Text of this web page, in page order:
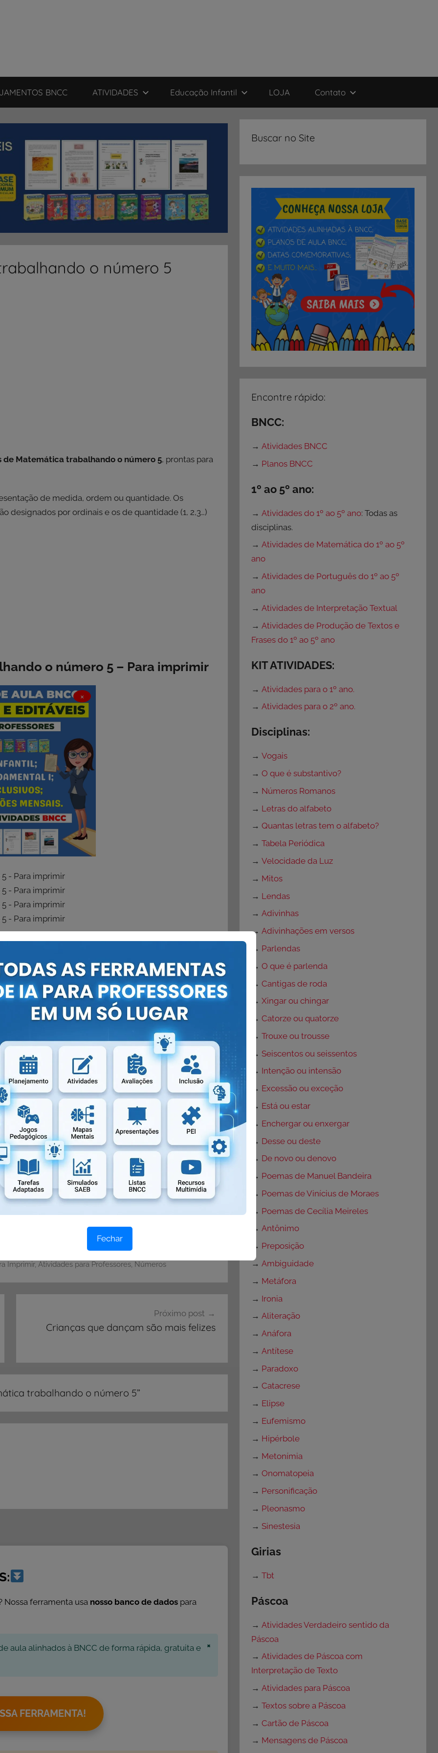
BNCC ATIVIDADES Educação Infantil LOJA Contato
o número 5
de Matemática trabalhando o número 5, prontas para
de medida, ordem ou quantidade. Os
designados por ordinais e os de quantidade (1, 2,3…)
o número 5 – Para imprimir
×
o número 5 em PDF
disponibilizar o“Atividades de Matemática
seus amigos nas redes sociais e também deixe um
para outras postagens.
Imprimir, Atividades para Professores, Números
Próximo post
Crianças que dançam são mais felizes
trabalhando o número 5”
Nossa ferramenta usa nosso banco de dados para
aula alinhados à BNCC de forma rápida, gratuita e
×
FERRAMENTA!
Buscar no Site
Encontre rápido:
BNCC:
→Atividades BNCC
→ Planos BNCC
1º ao 5º ano:
→Atividades do 1º ao 5º ano: Todas as
disciplinas.
→Atividades de Matemática do 1º ao 5º
ano
→Atividades de Português do 1º ao 5º
ano
→Atividades de Interpretação Textual
→Atividades de Produção de Textos e
Frases do 1º ao 5º ano
KIT ATIVIDADES:
→Atividades para o 1º ano.
→Atividades para o 2º ano.
Disciplinas:
→Vogais
→O que é substantivo?
→ Números Romanos
→ Letras do alfabeto
→Quantas letras tem o alfabeto?
→Tabela Periódica
→Velocidade da Luz
→ Mitos
→ Lendas
→Adivinhas
→Adivinhações em versos
→ Parlendas
→O que é parlenda
→Cantigas de roda
→Xingar ou chingar
→Catorze ou quatorze
→Trouxe ou trousse
→ Seiscentos ou seissentos
→ Intenção ou intensão
→ Excessão ou exceção
→ Está ou estar
→ Enchergar ou enxergar
→ Desse ou deste
→ De novo ou denovo
→ Poemas de Manuel Bandeira
→ Poemas de Vinícius de Moraes
→ Poemas de Cecília Meireles
→Antônimo
→ Preposição
→Ambiguidade
→ Metáfora
→ Ironia
→Aliteração
→Anáfora
→Antítese
→ Paradoxo
→Catacrese
→ Elipse
→ Eufemismo
→ Hipérbole
→ Metonímia
→Onomatopeia
→ Personificação
→ Pleonasmo
→ Sinestesia
Girias
→Tbt
Páscoa
→Atividades Verdadeiro sentido da
Páscoa
→Atividades de Páscoa com
Interpretação de Texto
→Atividades para Páscoa
→Textos sobre a Páscoa
→Cartão de Páscoa
→ Mensagens de Páscoa
Fechar